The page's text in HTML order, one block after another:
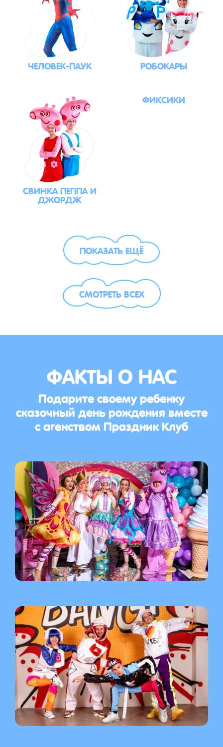
ЧЕЛОВЕК-ПАУК РОБОКАРЫ
СВИНКА ПЕППА И
ДЖОРДЖ
ФИКСИКИ
ПОКАЗАТЬ ЕЩЁ
СМОТРЕТЬ ВСЕХ
ФАКТЫ О НАС
Подарите своему ребенку
сказочный день рождения вместе
с агенством Праздник Клуб